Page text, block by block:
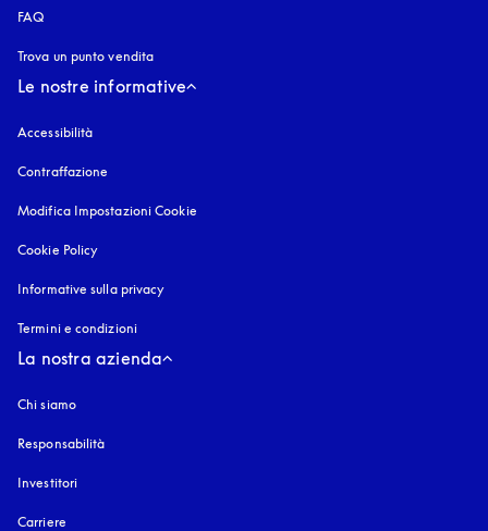
FAQ
Trova un punto vendita
Le nostre informative
Accessibilità
Contraffazione
Modifica Impostazioni Cookie
Cookie Policy
Informative sulla privacy
Termini e condizioni
La nostra azienda
Chi siamo
Responsabilità
Investitori
Carriere